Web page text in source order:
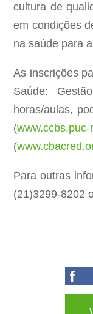
cultura de
em condições
na saúde para
As inscrições
Saúde:
horas/aulas,
(www.ccbs.puc-
(
Para outras
(21)3299-8202